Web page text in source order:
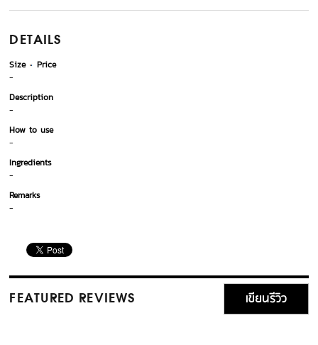
DETAILS
Size
Price
-
Description
-
How to use
-
Ingredients
-
Remarks
-
FEATURED REVIEWS เขียนรีวิว